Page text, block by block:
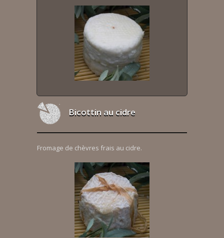
Bicottin au cidre
Fromage de chèvres frais au cidre.